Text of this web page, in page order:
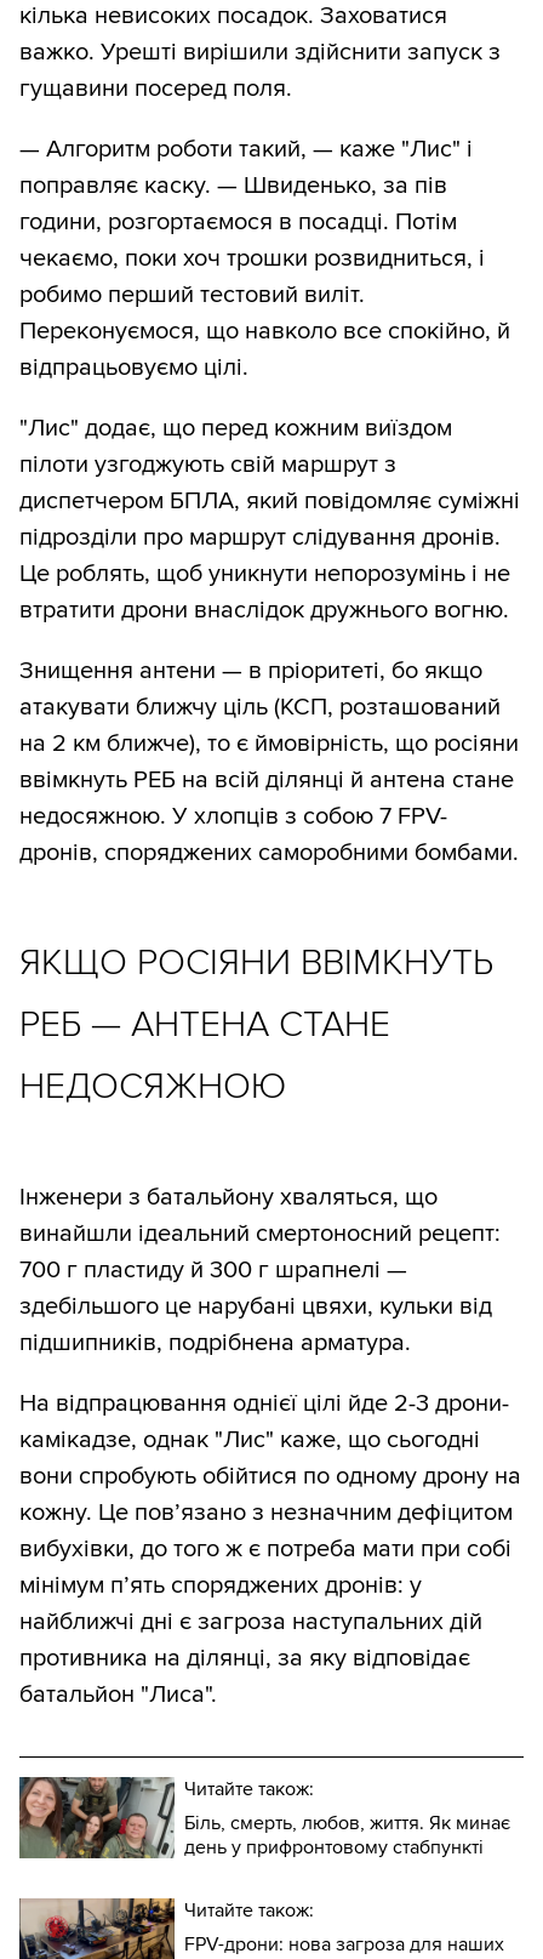
кілька невисоких посадок. Заховатися
важко. Урешті вирішили здійснити запуск з
гущавини посеред поля.
— Алгоритм роботи такий, — каже "Лис" і
поправляє каску. — Швиденько, за пів
години, розгортаємося в посадці. Потім
чекаємо, поки хоч трошки розвидниться, і
робимо перший тестовий виліт.
Переконуємося, що навколо все спокійно, й
відпрацьовуємо цілі.
"Лис" додає, що перед кожним виїздом
пілоти узгоджують свій маршрут з
диспетчером БПЛА, який повідомляє суміжні
підрозділи про маршрут слідування дронів.
Це роблять, щоб уникнути непорозумінь і не
втратити дрони внаслідок дружнього вогню.
Знищення антени — в пріоритеті, бо якщо
атакувати ближчу ціль (КСП, розташований
на 2 км ближче), то є ймовірність, що росіяни
ввімкнуть РЕБ на всій ділянці й антена стане
недосяжною. У хлопців з собою 7 FPV-
дронів, споряджених саморобними бомбами.
ЯКЩО РОСІЯНИ ВВІМКНУТЬ
РЕБ — АНТЕНА СТАНЕ
НЕДОСЯЖНОЮ
Інженери з батальйону хваляться, що
винайшли ідеальний смертоносний рецепт:
700 г пластиду й 300 г шрапнелі —
здебільшого це нарубані цвяхи, кульки від
підшипників, подрібнена арматура.
На відпрацювання однієї цілі йде 2-3 дрони-
камікадзе, однак "Лис" каже, що сьогодні
вони спробують обійтися по одному дрону на
кожну. Це пов’язано з незначним дефіцитом
вибухівки, до того ж є потреба мати при собі
мінімум п’ять споряджених дронів: у
найближчі дні є загроза наступальних дій
противника на ділянці, за яку відповідає
батальйон "Лиса".
Читайте також:
Біль, смерть, любов, життя. Як минає
день у прифронтовому стабпункті
Читайте також:
FPV-дрони: нова загроза для наших